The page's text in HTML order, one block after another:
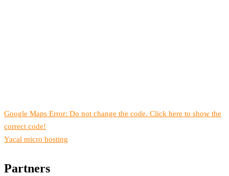
Google Maps Error: Do not change the code. Click here to show the
correct code!
Yacal micro hosting
Partners